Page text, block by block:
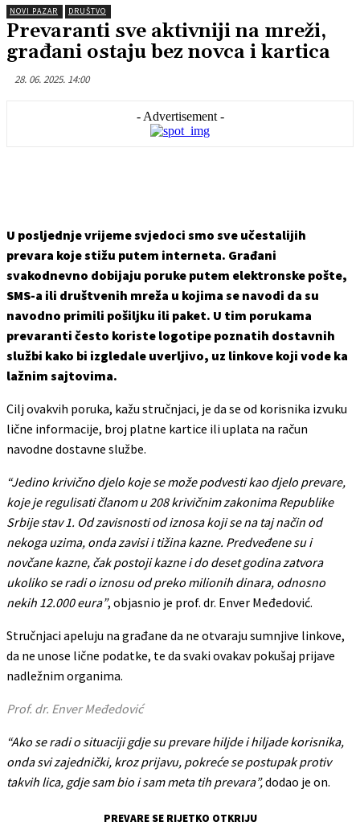
NOVI PAZAR DRUŠTVO
Prevaranti sve aktivniji na mreži,
građani ostaju bez novca i kartica
28. 06. 2025. 14:00
- Advertisement -
U posljednje vrijeme svjedoci smo sve učestalijih
prevara koje stižu putem interneta. Građani
svakodnevno dobijaju poruke putem elektronske pošte,
SMS-a ili društvenih mreža u kojima se navodi da su
navodno primili pošiljku ili paket. U tim porukama
prevaranti često koriste logotipe poznatih dostavnih
službi kako bi izgledale uverljivo, uz linkove koji vode ka
lažnim sajtovima.
Cilj ovakvih poruka, kažu stručnjaci, je da se od korisnika izvuku
lične informacije, broj platne kartice ili uplata na račun
navodne dostavne službe.
“Jedino krivično djelo koje se može podvesti kao djelo prevare,
koje je regulisati članom u 208 krivičnim zakonima Republike
Srbije stav 1. Od zavisnosti od iznosa koji se na taj način od
nekoga uzima, onda zavisi i tižina kazne. Predveđene su i
novčane kazne, čak postoji kazne i do deset godina zatvora
ukoliko se radi o iznosu od preko milionih dinara, odnosno
nekih 12.000 eura”, objasnio je prof. dr. Enver Međedović.
Stručnjaci apeluju na građane da ne otvaraju sumnjive linkove,
da ne unose lične podatke, te da svaki ovakav pokušaj prijave
nadležnim organima.
Prof. dr. Enver Međedović
“Ako se radi o situaciji gdje su prevare hiljde i hiljade korisnika,
onda svi zajednički, kroz prijavu, pokreće se postupak protiv
takvih lica, gdje sam bio i sam meta tih prevara”,dodao je on.
PREVARE SE RIJETKO OTKRIJU